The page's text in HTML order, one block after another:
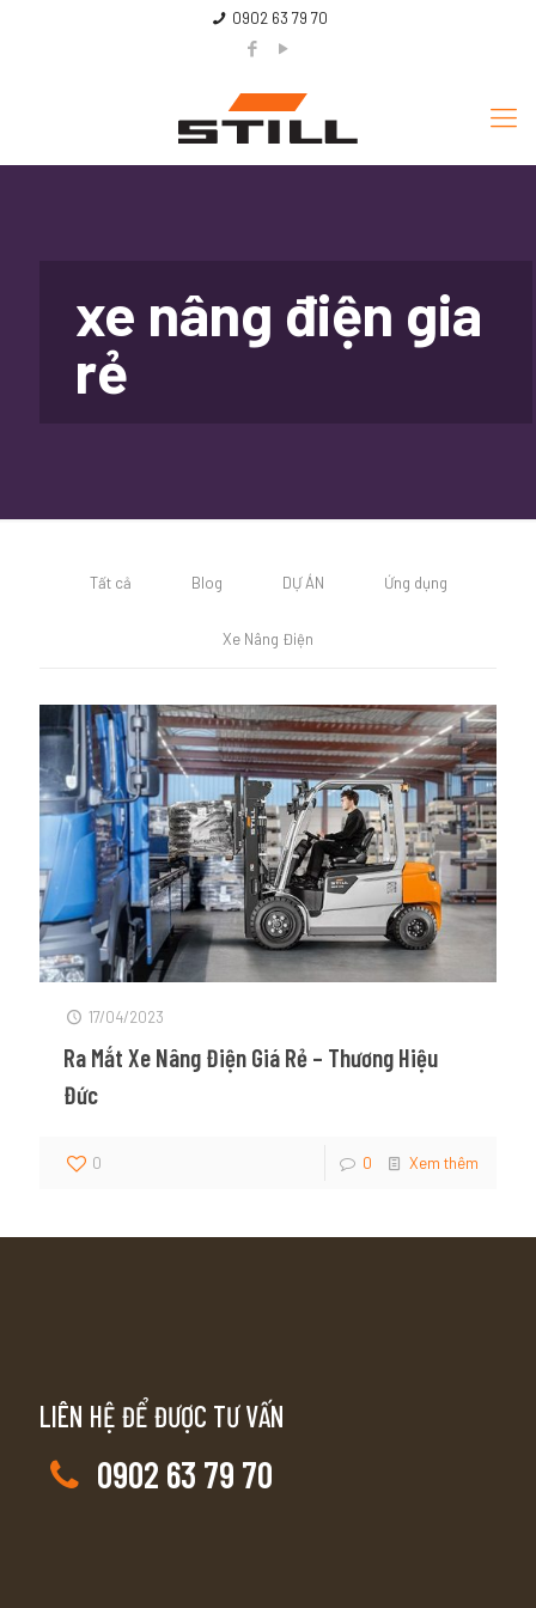
0902 63 79 70
xe nâng điện gia
rẻ
Tất cả Blog DỰ ÁN Ứng dụng
Xe Nâng Điện
17/04/2023
Ra Mắt Xe Nâng Điện Giá Rẻ – Thương Hiệu
Đức
0 0 Xem thêm
LIÊN HỆ ĐỂ ĐƯỢC TƯ VẤN
0902 63 79 70